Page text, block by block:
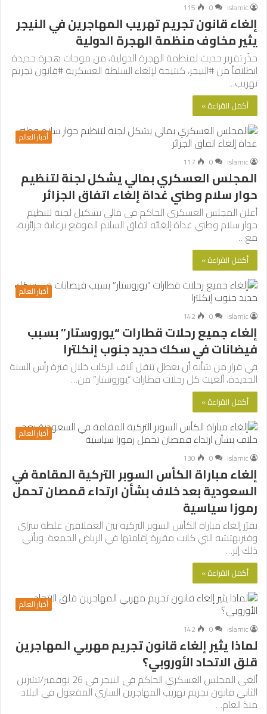
islamic
0
115
إلغاء قانون تجريم تهريب المهاجرين في النيجر
يثير مخاوف منظمة الهجرة الدولية
حذّر تقرير حديث لمنظمة الهجرة الدولية، من موجات هجرة جديدة
انطلاقاً من #النيجر، كنتيجة لإلغاء السلطة العسكرية #قانون تجريم
تهريب…
أكمل القراءة »
أخبار العالم
islamic
0
117
المجلس العسكري بمالي يشكل لجنة لتنظيم
حوار سلام وطني غداة إلغاء اتفاق الجزائر
أعلن المجلس العسكري الحاكم في مالي تشكيل لجنة لتنظيم
حوار سلام وطني غداة إلغائه اتفاق السلام الموقع برعاية جزائرية،
مع…
أكمل القراءة »
أخبار العالم
islamic
0
142
إلغاء جميع رحلات قطارات “يوروستار” بسبب
فيضانات في سكك حديد جنوب إنكلترا
في قرار من شأنه أن يعطل تنقل آلاف الركاب خلال فترة رأس السنة
الجديدة، ألغيت كل رحلات قطارات “يوروستار” من…
أكمل القراءة »
أخبار العالم
islamic
0
130
إلغاء مباراة الكأس السوبر التركية المقامة في
السعودية بعد خلاف بشأن ارتداء قمصان تحمل
رموزا سياسية
تقرّر إلغاء مباراة الكأس السوبر التركية بين العملاقين غلطة سراي
وفنربهتشه التي كانت مقررة إقامتها في الرياض الجمعة. ويأتي
ذلك إثر…
أكمل القراءة »
أخبار العالم
islamic
0
142
لماذا يثير إلغاء قانون تجريم مهربي المهاجرين
قلق الاتحاد الأوروبي؟
ألغى المجلس العسكري الحاكم في النيجر في 26 نوفمبر/تشرين
الثاني قانون تجريم تهريب المهاجرين الساري المفعول في البلاد
منذ العام…